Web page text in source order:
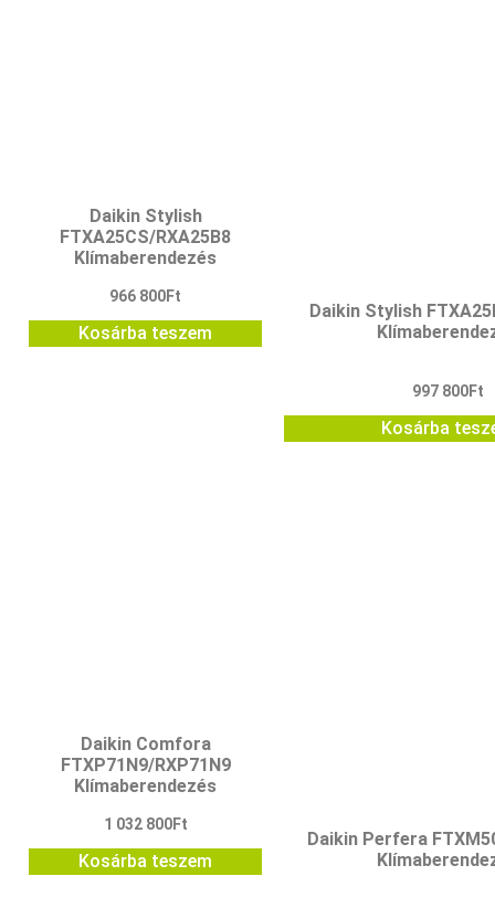
Daikin Stylish
FTXA25CS/RXA25B8
Klímaberendezés
966 800Ft
Kosárba teszem
Daikin Stylish
997 800Ft
Kosárba
Daikin Comfora
FTXP71N9/RXP71N9
Klímaberendezés
1 032 800Ft
Kosárba teszem
Daikin Perfera